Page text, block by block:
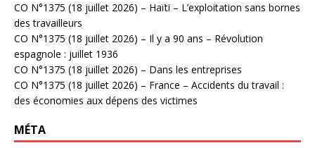
CO N°1375 (18 juillet 2026) – Haïti – L’exploitation sans bornes
des travailleurs
CO N°1375 (18 juillet 2026) – Il y a 90 ans – Révolution
espagnole : juillet 1936
CO N°1375 (18 juillet 2026) – Dans les entreprises
CO N°1375 (18 juillet 2026) – France – Accidents du travail :
des économies aux dépens des victimes
MÉTA